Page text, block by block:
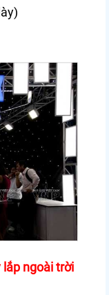
lắp ngoài trời